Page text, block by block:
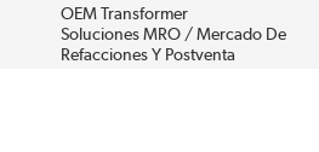
OEM Transformer
Soluciones MRO / Mercado De
Refacciones Y Postventa